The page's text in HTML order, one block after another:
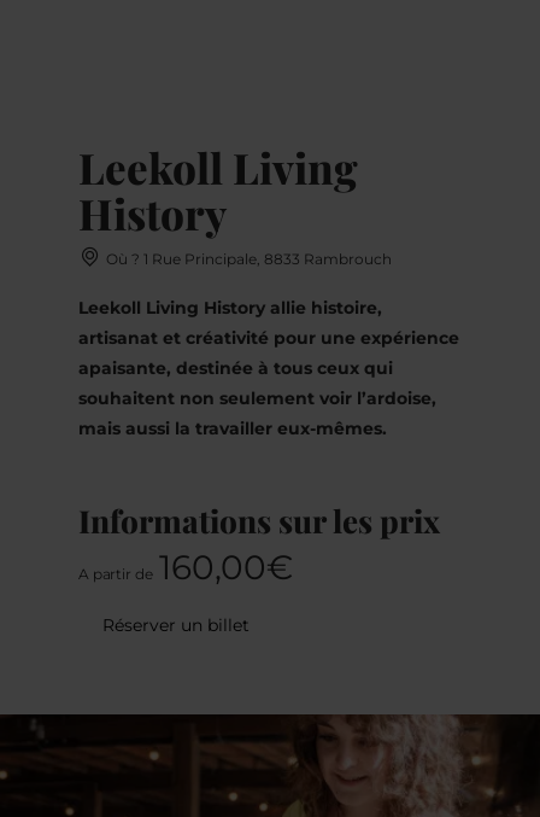
Leekoll Living
History
Où ? 1 Rue Principale, 8833 Rambrouch
Leekoll Living History allie histoire,
artisanat et créativité pour une expérience
apaisante, destinée à tous ceux qui
souhaitent non seulement voir l’ardoise,
mais aussi la travailler eux-mêmes.
Informations sur les prix
A partir de 160,00€
Réserver un billet